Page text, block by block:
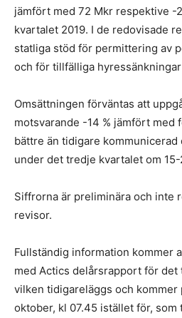
jämfört med 72 Mkr respektive -
kvartalet 2019. I de redovisade
statliga stöd för permittering av
och för tillfälliga
Omsättningen förväntas att
motsvarande -14 % jämfört med
bättre än tidigare
under det tredje kvartalet om 15-
Siffrorna är preliminära och inte
revisor.
Fullständig information kommer
med Actics delårsrapport för
vilken tidigareläggs och kommer
oktober, kl 07.45 istället för,